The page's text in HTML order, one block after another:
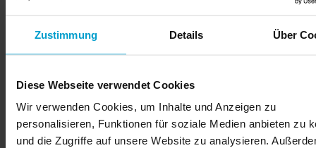
Zustimmung Details Über
Diese Webseite verwendet Cookies
Wir verwenden Cookies, um Inhalte und Anzeigen zu
personalisieren, Funktionen für soziale Medien anbieten zu
und die Zugriffe auf unsere Website zu analysieren.